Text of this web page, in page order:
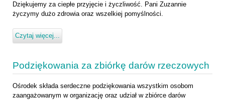
Dziękujemy za ciepłe przyjęcie i życzliwość. Pani Zuzannie
życzymy dużo zdrowia oraz wszelkiej pomyślności.
Czytaj więcej...
Podziękowania za zbiórkę darów rzeczowych
Ośrodek składa serdeczne podziękowania wszystkim osobom
zaangażowanym w organizację oraz udział w zbiórce darów